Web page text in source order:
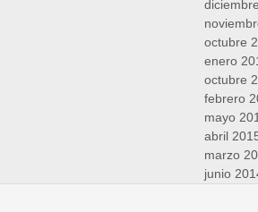
octubre
enero
octubre
febrero
mayo
abril
marzo
junio